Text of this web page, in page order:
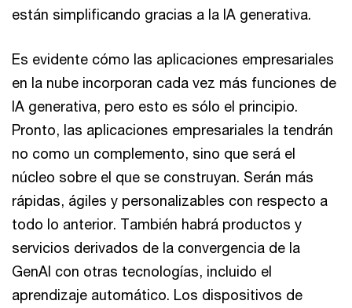
están simplificando gracias a la IA generativa.
Es evidente cómo las aplicaciones empresariales
en la nube incorporan cada vez más funciones de
IA generativa, pero esto es sólo el principio.
Pronto, las aplicaciones empresariales la tendrán
no como un complemento, sino que será el
núcleo sobre el que se construyan. Serán más
rápidas, ágiles y personalizables con respecto a
todo lo anterior. También habrá productos y
servicios derivados de la convergencia de la
GenAI con otras tecnologías, incluido el
aprendizaje automático. Los dispositivos de